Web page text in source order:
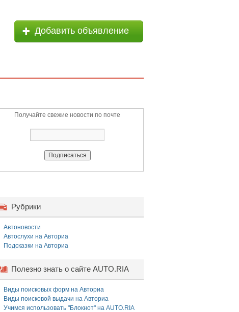
Добавить объявление
Получайте свежие новости по почте
Рубрики
Автоновости
Автослухи на Авториа
Подсказки на Авториа
Полезно знать о сайте AUTO.RIA
Виды поисковых форм на Авториа
Виды поисковой выдачи на Авториа
Учимся использовать "Блокнот" на AUTO.RIA